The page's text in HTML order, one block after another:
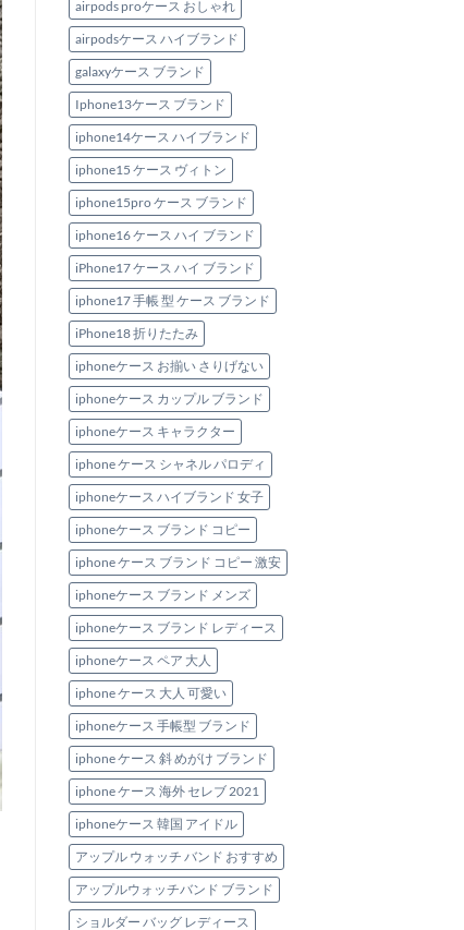
airpods proケース おしゃれ
airpodsケース ハイブランド
galaxyケース ブランド
Iphone13ケース ブランド
iphone14ケース ハイブランド
iphone15 ケース ヴィトン
iphone15pro ケース ブランド
iphone16 ケース ハイ ブランド
iPhone17 ケース ハイ ブランド
iphone17 手帳 型 ケース ブランド
iPhone18 折りたたみ
iphoneケース お揃い さりげない
iphoneケース カップル ブランド
iphoneケース キャラクター
iphone ケース シャネル パロディ
iphoneケース ハイブランド 女子
iphoneケース ブランド コピー
iphone ケース ブランド コピー 激安
iphoneケース ブランド メンズ
iphoneケース ブランド レディース
iphoneケース ペア 大人
iphone ケース 大人 可愛い
iphoneケース 手帳型 ブランド
iphone ケース 斜 めがけ ブランド
iphone ケース 海外 セレブ 2021
iphoneケース 韓国 アイドル
アップル ウォッチ バンド おすすめ
アップルウォッチバンド ブランド
ショルダー バッグ レディース